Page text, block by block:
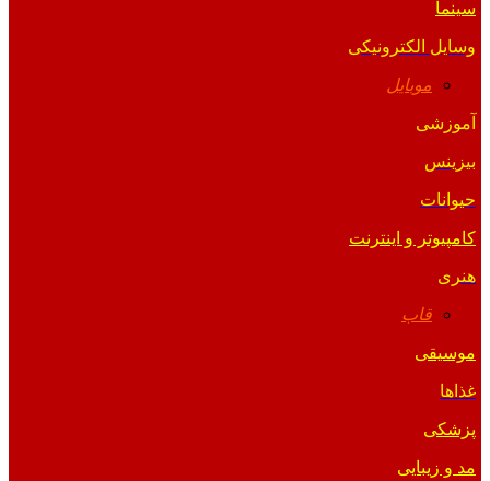
سینما
وسایل الکترونیکی
موبایل
آموزشی
بیزینس
حیوانات
کامپیوتر و اینترنت
هنری
قاب
موسیقی
غذاها
پزشکی
مد و زیبایی